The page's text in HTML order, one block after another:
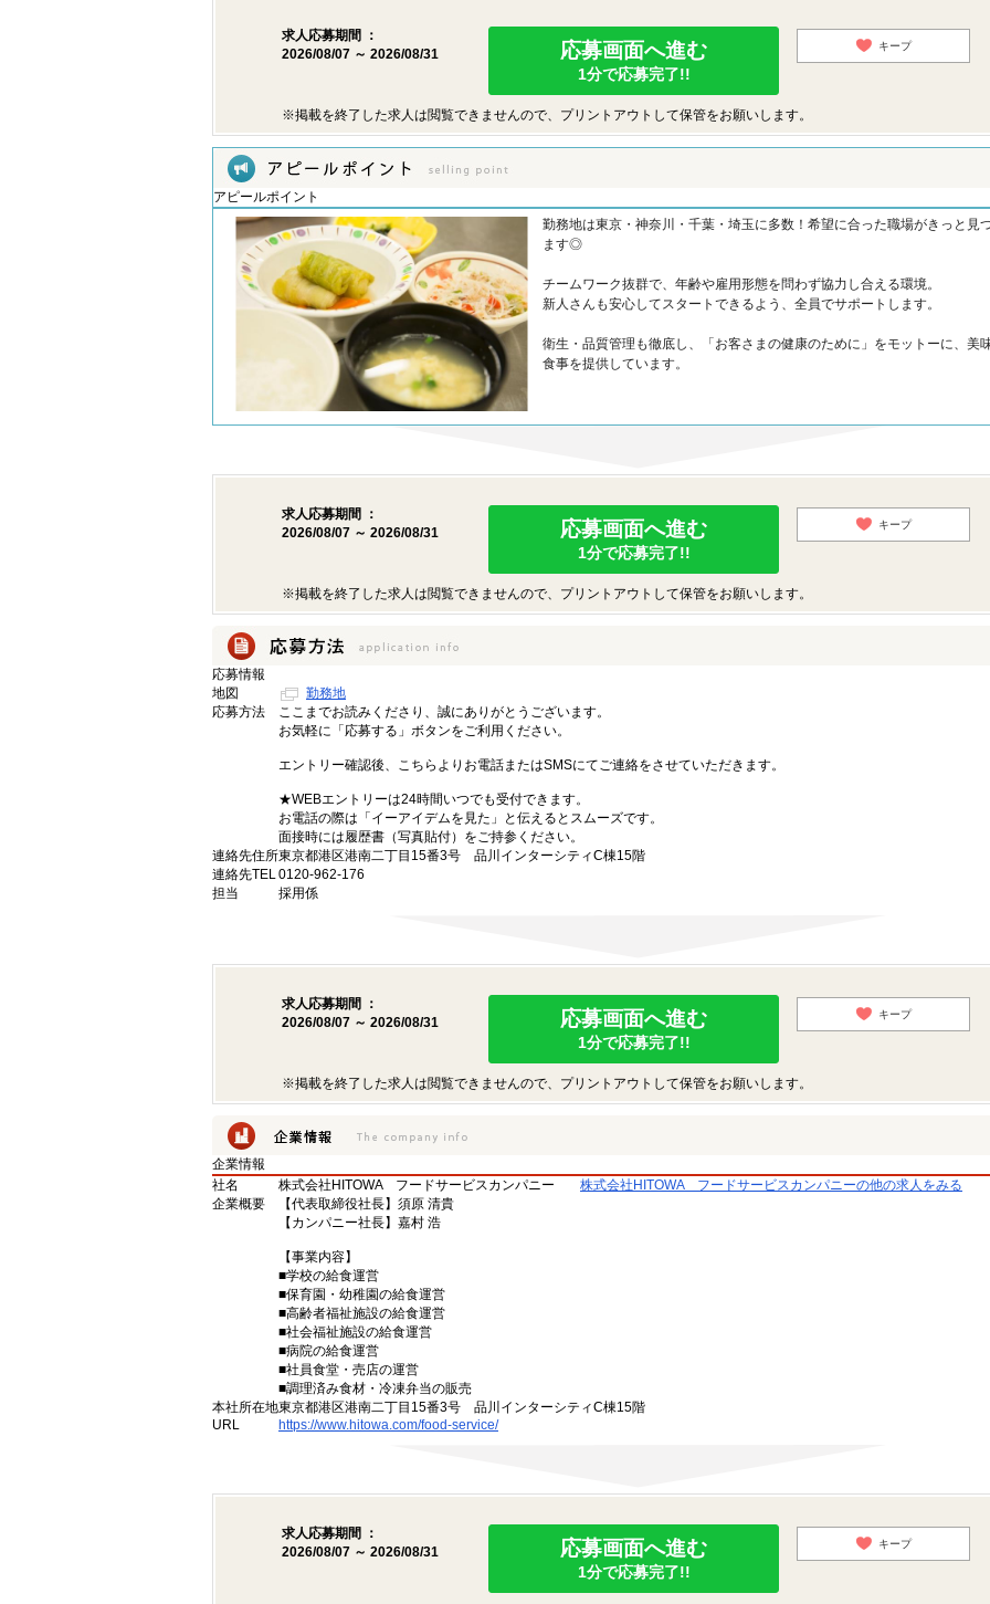
求人応募期間 ：
2026/08/07 ～ 2026/08/31
応募画面へ進む
1分で応募完了!!
キープ
※掲載を終了した求人は閲覧できませんので、プリントアウトして保管をお願いします。
アピールポイント
勤務地は東京・神奈川・千葉・埼玉に多数！希望に合った職場がきっと見
ます◎
チームワーク抜群で、年齢や雇用形態を問わず協力し合える環境。
新人さんも安心してスタートできるよう、全員でサポートします。
衛生・品質管理も徹底し、「お客さまの健康のために」をモットーに、美
食事を提供しています。
求人応募期間 ：
2026/08/07 ～ 2026/08/31
応募画面へ進む
1分で応募完了!!
キープ
※掲載を終了した求人は閲覧できませんので、プリントアウトして保管をお願いします。
応募情報
地図
勤務地
応募方法
ここまでお読みくださり、誠にありがとうございます。
お気軽に「応募する」ボタンをご利用ください。
エントリー確認後、こちらよりお電話またはSMSにてご連絡をさせていただきます。
★WEBエントリーは24時間いつでも受付できます。
お電話の際は「イーアイデムを見た」と伝えるとスムーズです。
面接時には履歴書（写真貼付）をご持参ください。
連絡先住所東京都港区港南二丁目15番3号 品川インターシティC棟15階
連絡先TEL0120-962-176
担当
採用係
求人応募期間 ：
2026/08/07 ～ 2026/08/31
応募画面へ進む
1分で応募完了!!
キープ
※掲載を終了した求人は閲覧できませんので、プリントアウトして保管をお願いします。
企業情報
社名
株式会社HITOWA フードサービスカンパニー
株式会社HITOWA フードサービスカンパニーの他の求人をみる
企業概要
【代表取締役社長】須原 清貴
【カンパニー社長】嘉村 浩
【事業内容】
■学校の給食運営
■保育園・幼稚園の給食運営
■高齢者福祉施設の給食運営
■社会福祉施設の給食運営
■病院の給食運営
■社員食堂・売店の運営
■調理済み食材・冷凍弁当の販売
本社所在地東京都港区港南二丁目15番3号 品川インターシティC棟15階
URL
https://www.hitowa.com/food-service/
求人応募期間 ：
2026/08/07 ～ 2026/08/31
応募画面へ進む
1分で応募完了!!
キープ